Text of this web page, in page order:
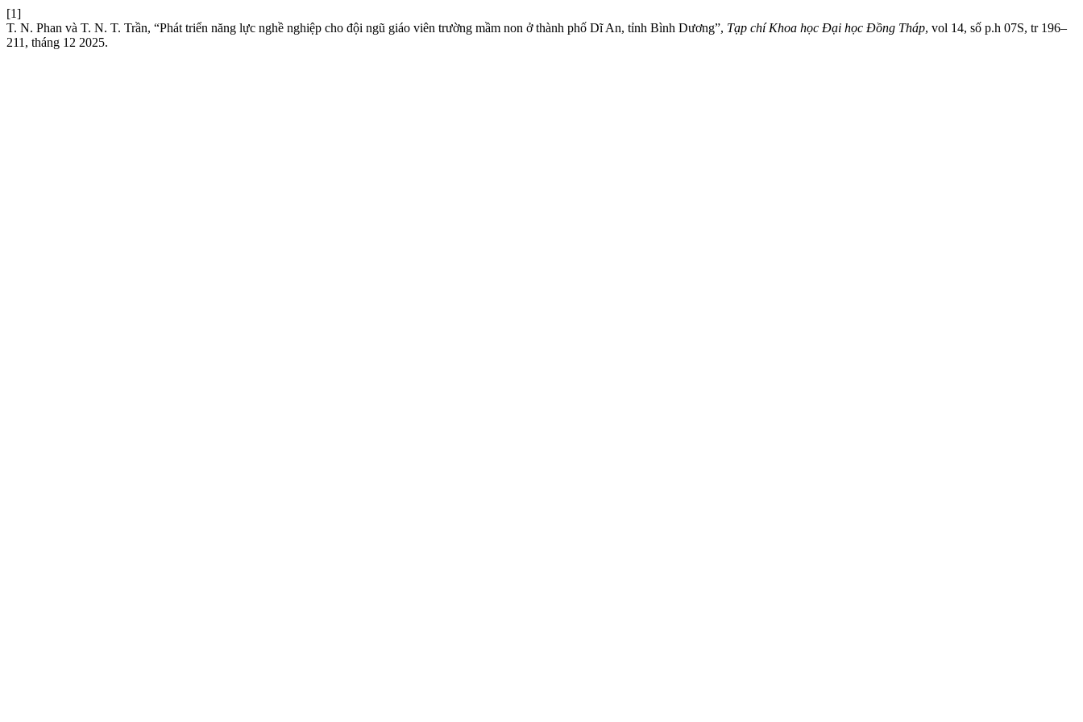
[1]
T. N. Phan và T. N. T. Trần, “Phát triển năng lực nghề nghiệp cho đội ngũ giáo viên trường mầm non ở thành phố Dĩ An, tỉnh Bình Dương”, Tạp chí Khoa học Đại học Đồng Tháp, vol 14, số p.h 07S, tr 196–
211, tháng 12 2025.